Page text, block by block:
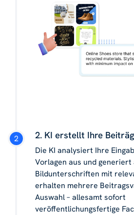
2. KI erstellt Ihre
Die KI analysiert Ihre
Vorlagen aus und
Bildunterschriften mit
erhalten mehrere
Auswahl – allesamt sofort
veröffentlichungsfertige